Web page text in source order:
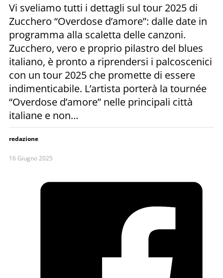
Vi sveliamo tutti i dettagli sul tour 2025 di
Zucchero “Overdose d’amore”: dalle date in
programma alla scaletta delle canzoni.
Zucchero, vero e proprio pilastro del blues
italiano, è pronto a riprendersi i palcoscenici
con un tour 2025 che promette di essere
indimenticabile. L’artista porterà la tournée
“Overdose d’amore” nelle principali città
italiane e non…
redazione
16 Giugno 2025